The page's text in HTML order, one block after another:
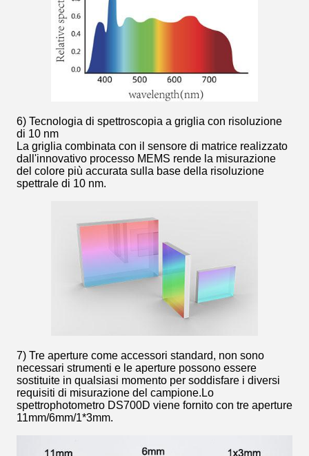
6) Tecnologia di spettroscopia a griglia con risoluzione
di 10 nm
La griglia combinata con il sensore di matrice realizzato
dall'innovativo processo MEMS rende la misurazione
del colore più accurata sulla base della risoluzione
spettrale di 10 nm.
7) Tre aperture come accessori standard, non sono
necessari strumenti e le aperture possono essere
sostituite in qualsiasi momento per soddisfare i diversi
requisiti di misurazione del campione.Lo
spettrophotometro DS700D viene fornito con tre aperture
11mm/6mm/1*3mm.